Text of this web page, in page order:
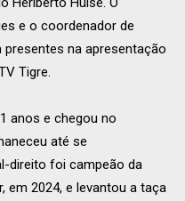
e o coordenador de
na apresentação
Tigre.
anos e chegou no
até se
direito foi campeão da
em 2024, e levantou a taça